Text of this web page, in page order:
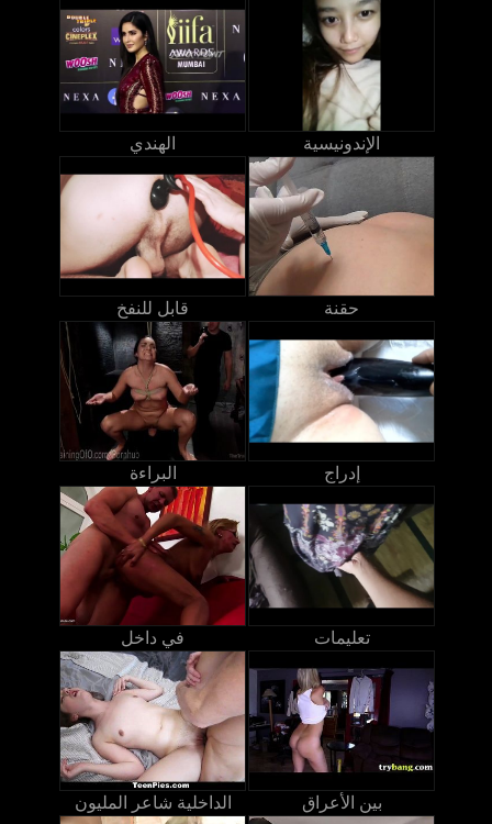
الهندي الإندونيسية
قابل للنفخ حقنة
البراءة إدراج
في داخل تعليمات
الداخلية شاعر المليون بين الأعراق